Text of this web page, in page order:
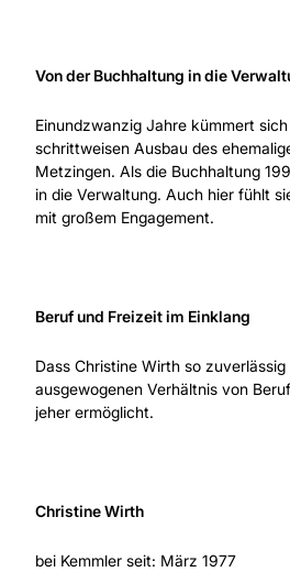
Von der Buchhaltung in die
Einundzwanzig Jahre kümmert
schrittweisen Ausbau des
Metzingen. Als die Buchhaltung
in die Verwaltung. Auch hier fühlt
mit großem Engagement.
Beruf und Freizeit im Einklang
Dass Christine Wirth so
ausgewogenen Verhältnis von
jeher ermöglicht.
Christine Wirth
bei Kemmler seit: März 1977